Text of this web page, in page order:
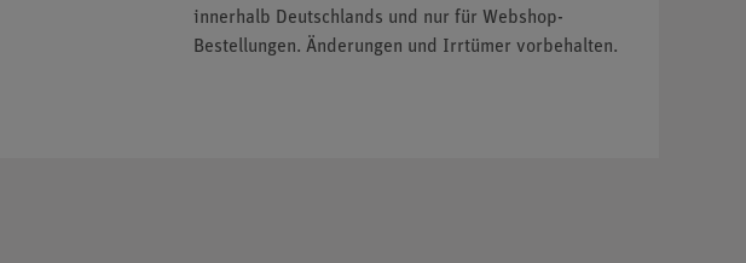
innerhalb Deutschlands und nur für Webshop-
Bestellungen. Änderungen und Irrtümer vorbehalten.